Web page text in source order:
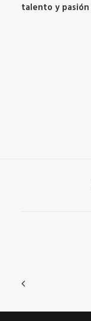
talento y pasión